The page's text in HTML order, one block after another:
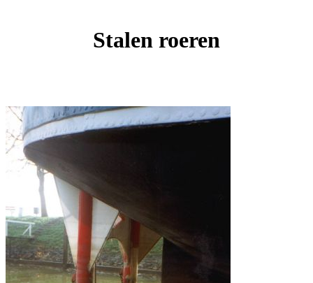
Stalen roeren